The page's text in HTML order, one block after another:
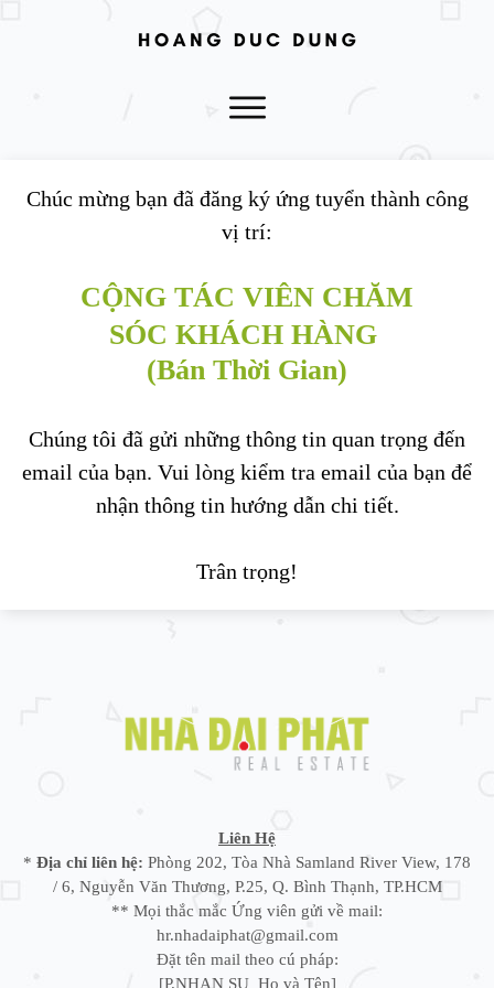
Chúc mừng bạn đã đăng ký ứng tuyển thành công
vị trí:
CỘNG TÁC VIÊN CHĂM
SÓC KHÁCH HÀNG
(Bán Thời Gian)
Chúng tôi đã gửi những thông tin quan trọng đến
email của bạn. Vui lòng kiểm tra email của bạn để
nhận thông tin hướng dẫn chi tiết.
Trân trọng!
Liên Hệ
* Địa chỉ liên hệ: Phòng 202, Tòa Nhà Samland River View, 178
/ 6, Nguyễn Văn Thương, P.25, Q. Bình Thạnh, TP.HCM
** Mọi thắc mắc Ứng viên gửi về mail:
hr.nhadaiphat@gmail.com
Đặt tên mail theo cú pháp:
[P.NHAN SU_Họ và Tên]